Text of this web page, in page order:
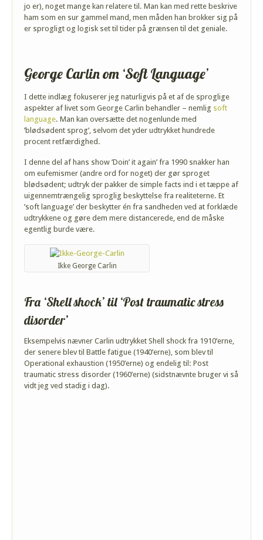
jo er), noget mange kan relatere til. Man kan med rette beskrive
ham som en sur gammel mand, men måden han brokker sig på
er sprogligt og logisk set til tider på grænsen til det geniale.
George Carlin om ‘Soft Language’
I dette indlæg fokuserer jeg naturligvis på et af de sproglige
aspekter af livet som George Carlin behandler – nemlig soft
language. Man kan oversætte det nogenlunde med
’blødsødent sprog’, selvom det yder udtrykket hundrede
procent retfærdighed.
I denne del af hans show ’Doin’ it again’ fra 1990 snakker han
om eufemismer (andre ord for noget) der gør sproget
blødsødent; udtryk der pakker de simple facts ind i et tæppe af
uigennemtrængelig sproglig beskyttelse fra realiteterne. Et
’soft language’ der beskytter én fra sandheden ved at forklæde
udtrykkene og gøre dem mere distancerede, end de måske
egentlig burde være.
Ikke George Carlin
Fra ‘Shell shock’ til ‘Post traumatic stress
disorder’
Eksempelvis nævner Carlin udtrykket Shell shock fra 1910’erne,
der senere blev til Battle fatigue (1940’erne), som blev til
Operational exhaustion (1950’erne) og endelig til: Post
traumatic stress disorder (1960’erne) (sidstnævnte bruger vi så
vidt jeg ved stadig i dag).